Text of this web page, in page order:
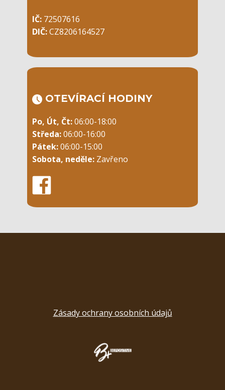
IČ: 72507616
DIČ:CZ8206164527
OTEVÍRACÍ ​HODINY
Po, Út, Čt:06:00-18:00
Středa:06:00-16:00
Pátek:06:00-15:00
Sobota, neděle: Zavřeno
Zásady ochrany osobních údajů